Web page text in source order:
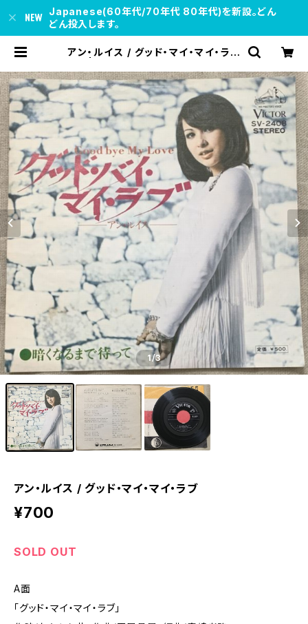
Japanese(60年代/70年代 80年代)を新設。どん
どん投入します。
アン・ルイス / グッド・マイ・マイ・ラブ
1/3
アン・ルイス / グッド・マイ・マイ・ラブ
¥700
SOLD OUT
A面
「グッド・マイ・マイ・ラブ」